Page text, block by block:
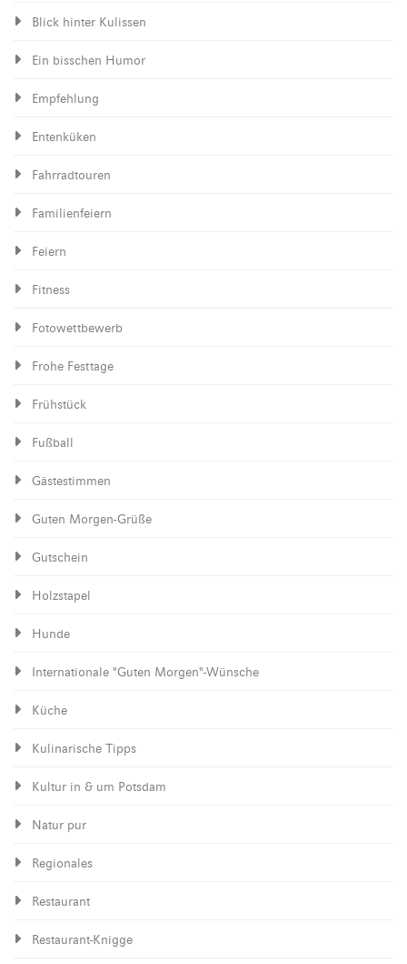
Blick hinter Kulissen
Ein bisschen Humor
Empfehlung
Entenküken
Fahrradtouren
Familienfeiern
Feiern
Fitness
Fotowettbewerb
Frohe Festtage
Frühstück
Fußball
Gästestimmen
Guten Morgen-Grüße
Gutschein
Holzstapel
Hunde
Internationale "Guten Morgen"-Wünsche
Küche
Kulinarische Tipps
Kultur in & um Potsdam
Natur pur
Regionales
Restaurant
Restaurant-Knigge